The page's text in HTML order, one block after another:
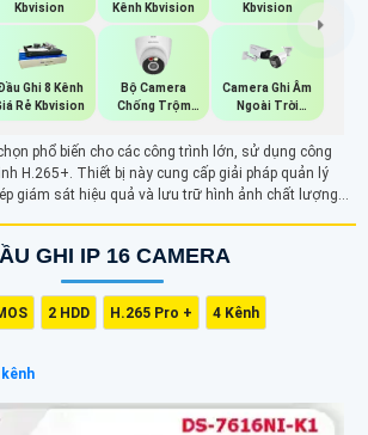
Kbvision
Kênh Kbvision
Kbvision
Ghi 8 Kênh
Rẻ Kbvision
Bộ Camera
Chống Trộm
Kbvision
Camera Ghi Âm
Ngoài Trời
Kbvision
phổ biến cho các công trình lớn, sử dụng công
H.265+. Thiết bị này cung cấp giải pháp quản lý
giám sát hiệu quả và lưu trữ hình ảnh chất lượng
GHI IP 16 CAMERA
2 HDD H.265 Pro + 4 Kênh